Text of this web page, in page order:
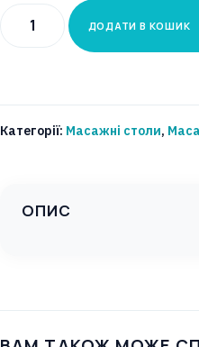
Процедурний
Модель:
ДОДАТИ В КОШИК
Категорії: Масажні столи,
ОПИС